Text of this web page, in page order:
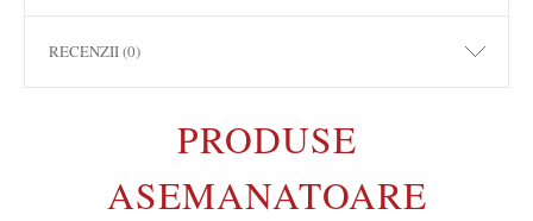
RECENZII (0)
PRODUSE
ASEMANATOARE